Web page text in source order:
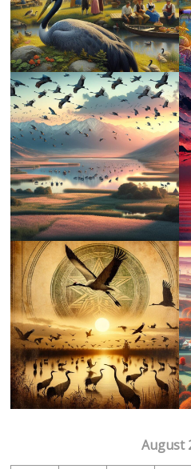
August